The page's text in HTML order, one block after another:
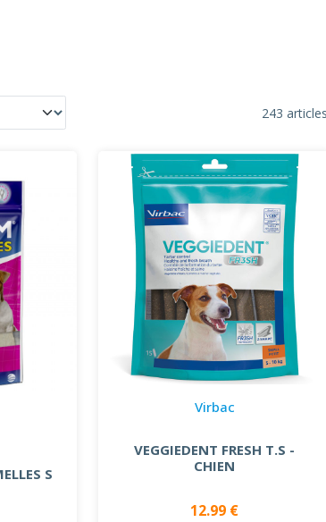
243 articles
S
Virbac
VEGGIEDENT FRESH T.S -
CHIEN
12.99 €